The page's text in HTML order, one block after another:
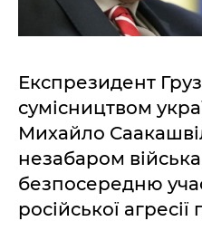
Експрезидент
сумісництвом
Михайло
незабаром
безпосередню
російської